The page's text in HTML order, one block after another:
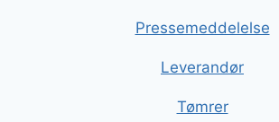
Pressemeddelelse
Leverandør
Tømrer